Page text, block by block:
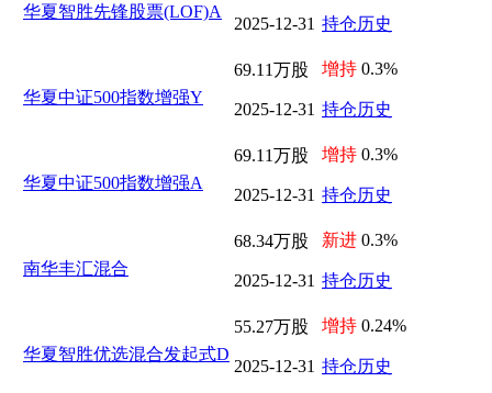
华夏智胜先锋股票(LOF)A
2025-12-31 持仓历史
华夏中证500指数增强Y
69.11万股
2025-12-31
增持 0.3%
持仓历史
华夏中证500指数增强A
69.11万股
2025-12-31
增持 0.3%
持仓历史
南华丰汇混合
68.34万股
2025-12-31
新进 0.3%
持仓历史
华夏智胜优选混合发起式D
55.27万股
2025-12-31
增持 0.24%
持仓历史